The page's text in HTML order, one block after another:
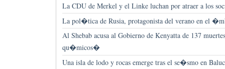
La CDU de Merkel y el Linke luchan por atraer a los
La pol�tica de Rusia, protagonista del verano en el
Al Shebab acusa al Gobierno de Kenyatta de 137
qu�micos�
Una isla de lodo y rocas emerge tras el se�smo en